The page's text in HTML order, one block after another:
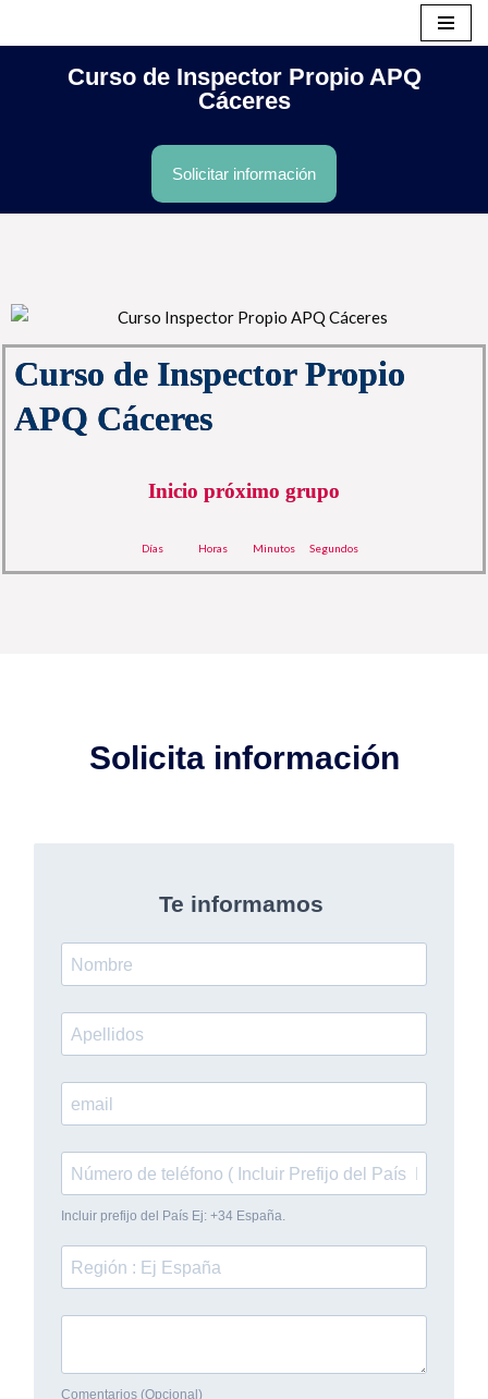
Curso de Inspector Propio APQ
Cáceres
Solicitar información
Curso de Inspector Propio
APQ Cáceres
Inicio próximo grupo
Días Horas Minutos Segundos
Solicita información